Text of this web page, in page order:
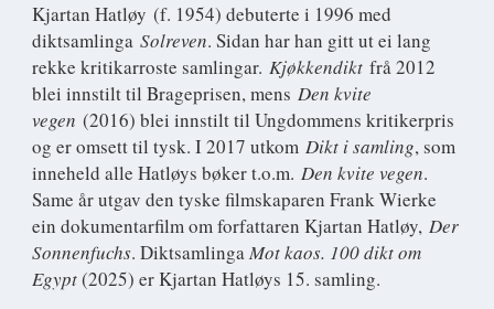
Kjartan Hatløy (f. 1954) debuterte i 1996 med
diktsamlinga Solreven. Sidan har han gitt ut ei lang
rekke kritikarroste samlingar. Kjøkkendikt frå 2012
blei innstilt til Brageprisen, mens Den kvite
vegen (2016) blei innstilt til Ungdommens kritikerpris
og er omsett til tysk. I 2017 utkom Dikt i samling, som
inneheld alle Hatløys bøker t.o.m. Den kvite vegen.
Same år utgav den tyske filmskaparen Frank Wierke
ein dokumentarfilm om forfattaren Kjartan Hatløy, Der
Sonnenfuchs. DiktsamlingaMot kaos. 100 dikt om
Egypt(2025) er Kjartan Hatløys 15. samling.